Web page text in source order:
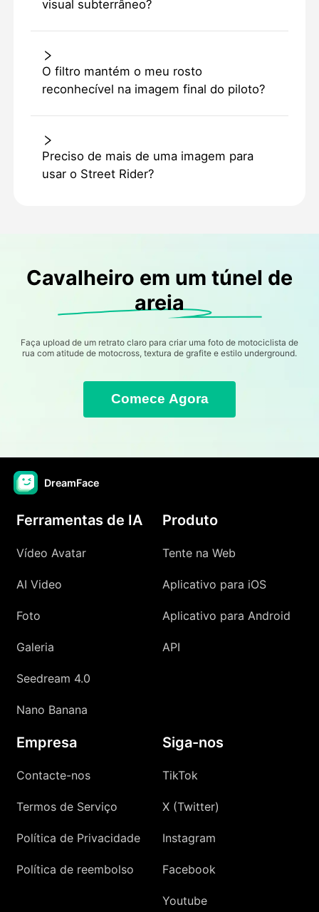
visual subterrâneo?
O filtro mantém o meu rosto
reconhecível na imagem final do piloto?
Preciso de mais de uma imagem para
usar o Street Rider?
Cavalheiro em um túnel de
areia
Faça upload de um retrato claro para criar uma foto de motociclista de
rua com atitude de motocross, textura de grafite e estilo underground.
Comece Agora
DreamFace
Ferramentas de IA
Vídeo Avatar
AI Video
Foto
Galeria
Seedream 4.0
Nano Banana
Produto
Tente na Web
Aplicativo para iOS
Aplicativo para Android
API
Empresa
Contacte-nos
Termos de Serviço
Política de Privacidade
Política de reembolso
Siga-nos
TikTok
X (Twitter)
Instagram
Facebook
Youtube